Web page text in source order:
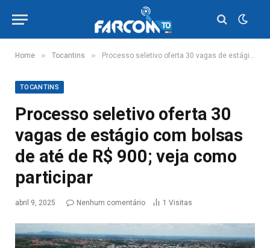
Home » Tocantins » Processo seletivo oferta 30 vagas de estágio com bolsas de até de R$ 900; veja como participar
TOCANTINS
Processo seletivo oferta 30
vagas de estágio com bolsas
de até de R$ 900; veja como
participar
abril 9, 2025 Nenhum comentário 1 Visitas